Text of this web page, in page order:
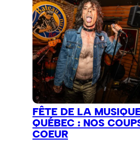
FÊTE DE LA
QUÉBEC : NOS
COEUR